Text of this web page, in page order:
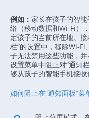
例如： 家长在孩子的智
络（移动数据和Wi‑Fi）
定孩子的当前所在地。
栏”的设置中，移除
子无法禁用这些功能，
设置菜单中阻止对“通知
够从孩子的智能手机接
如何阻止在“通知面板”菜